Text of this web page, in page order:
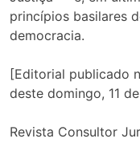
princípios basilares
democracia.
[Editorial publicado
deste domingo, 11
Revista Consultor